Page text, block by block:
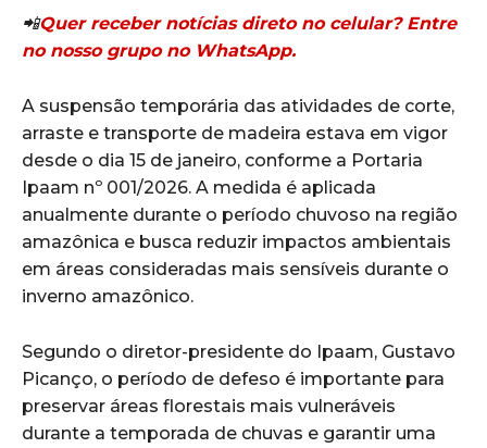
📲Quer receber notícias direto no celular? Entre
no nosso grupo no WhatsApp.
A suspensão temporária das atividades de corte,
arraste e transporte de madeira estava em vigor
desde o dia 15 de janeiro, conforme a Portaria
Ipaam nº 001/2026. A medida é aplicada
anualmente durante o período chuvoso na região
amazônica e busca reduzir impactos ambientais
em áreas consideradas mais sensíveis durante o
inverno amazônico.
Segundo o diretor-presidente do Ipaam, Gustavo
Picanço, o período de defeso é importante para
preservar áreas florestais mais vulneráveis
durante a temporada de chuvas e garantir uma